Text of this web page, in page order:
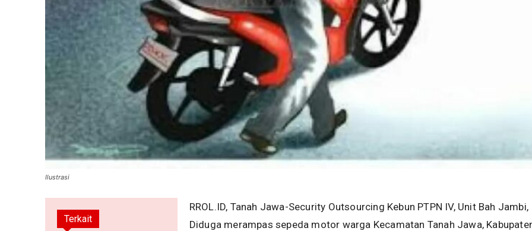
Ilustrasi
Terkait
RROL.ID, Tanah Jawa-Security Outsourcing Kebun PTPN IV, Unit Bah Jambi,
Diduga merampas sepeda motor warga Kecamatan Tanah Jawa,